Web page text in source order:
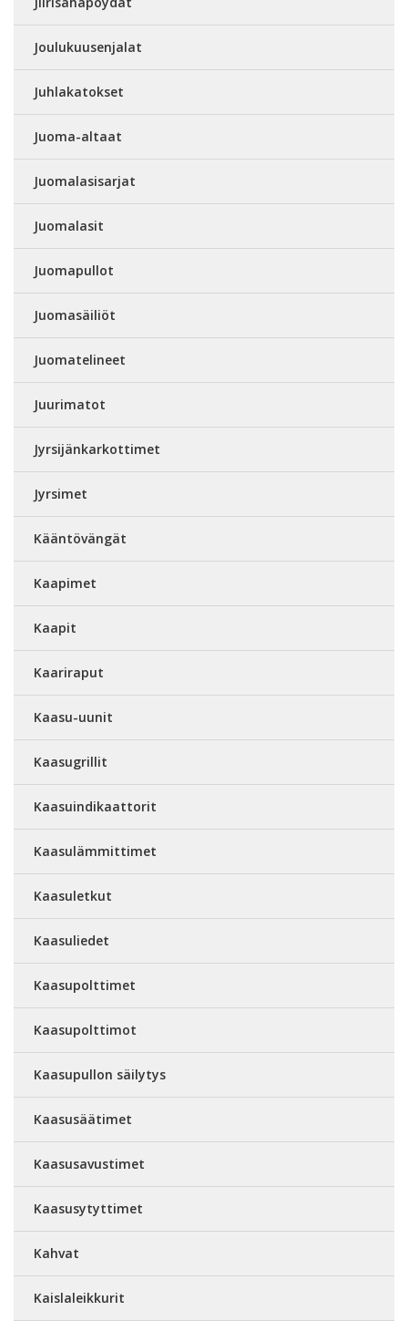
Joulukuusenjalat
Juhlakatokset
Juoma-altaat
Juomalasisarjat
Juomalasit
Juomapullot
Juomasäiliöt
Juomatelineet
Juurimatot
Jyrsijänkarkottimet
Jyrsimet
Kääntövängät
Kaapimet
Kaapit
Kaariraput
Kaasu-uunit
Kaasugrillit
Kaasuindikaattorit
Kaasulämmittimet
Kaasuletkut
Kaasuliedet
Kaasupolttimet
Kaasupolttimot
Kaasupullon säilytys
Kaasusäätimet
Kaasusavustimet
Kaasusytyttimet
Kahvat
Kaislaleikkurit